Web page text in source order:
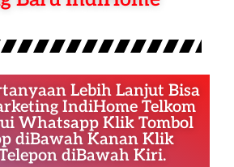
Lebih Lanjut Bisa
IndiHome Telkom
Whatsapp Klik Tombol
diBawah Kanan Klik
diBawah Kiri.